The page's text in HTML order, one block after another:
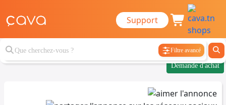
Support
Filtre avancé
Demande d'achat